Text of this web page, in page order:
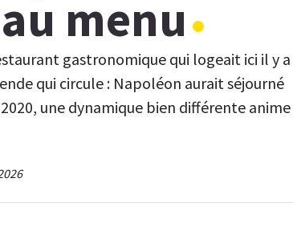
menu
gastronomique qui logeait ici il y a
qui circule : Napoléon aurait séjourné
une dynamique bien différente anime